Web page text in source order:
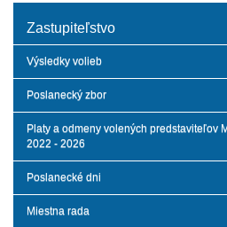
Zastupiteľstvo
Výsledky volieb
Poslanecký zbor
Platy a odmeny volených predstaviteľov
2022 - 2026
Poslanecké dni
Miestna rada